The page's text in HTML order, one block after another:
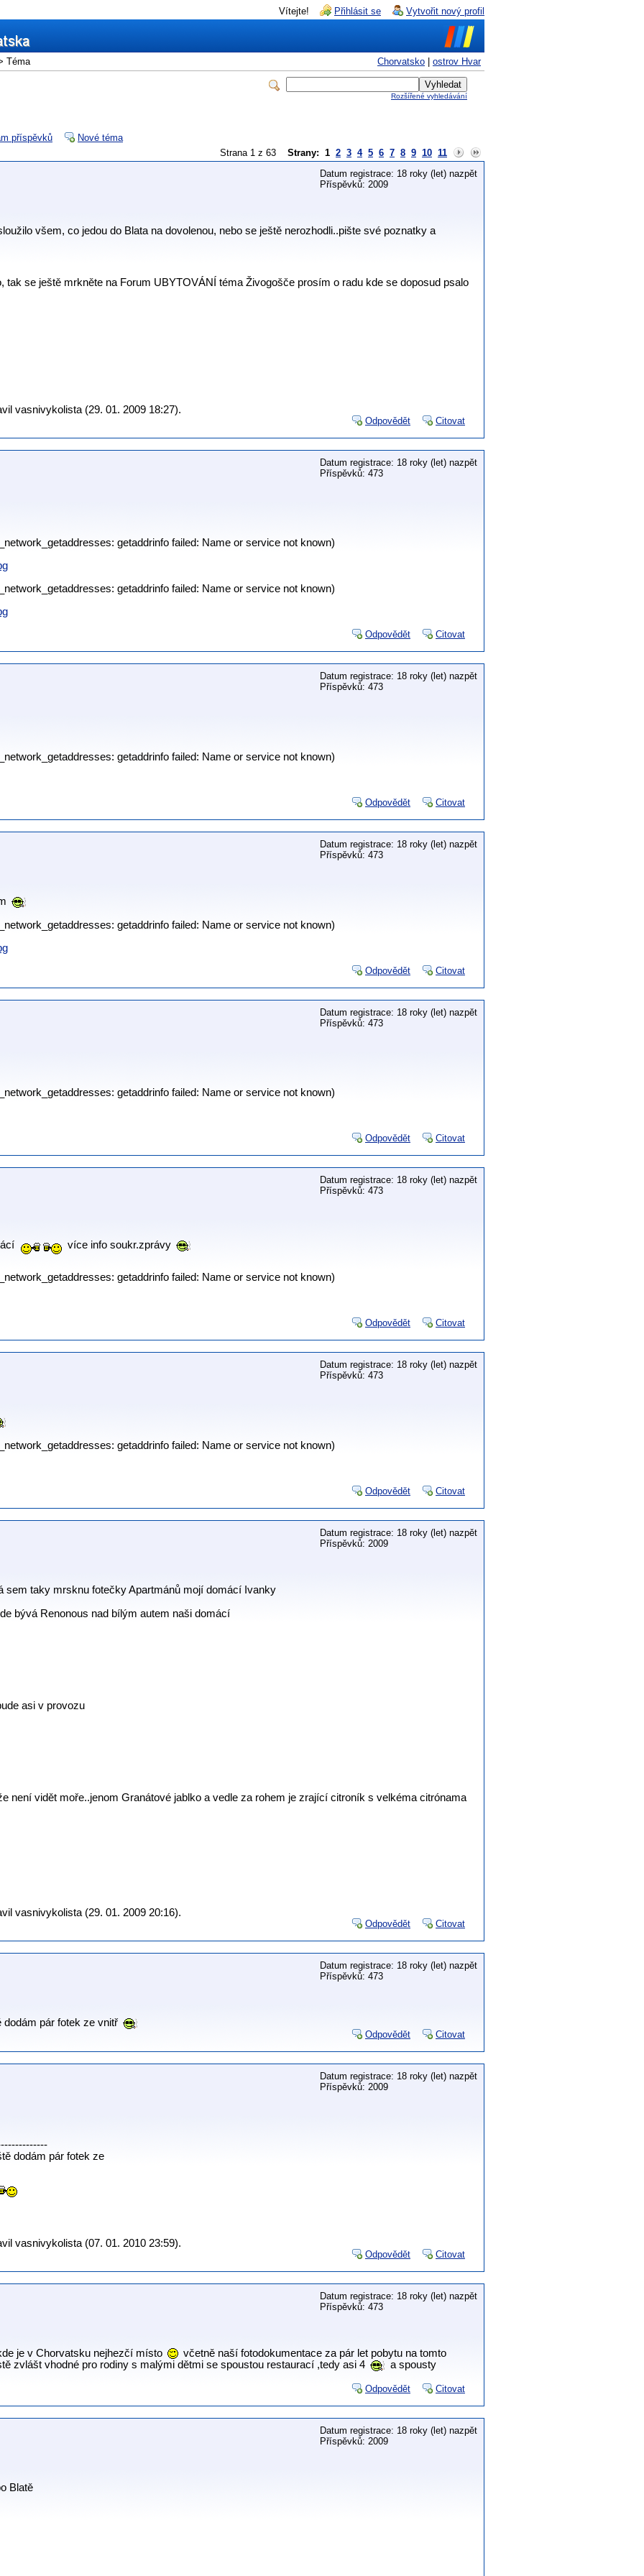
Vítejte! Přihlásit se Vytvořit nový profil
Chorvatsko ostrov Hvar
Téma
Rozšířené vyhledávání
příspěvků
Nové téma
Strana 1 z 63 Strany: 1 2 3 4 5 6 7 8 9 10 11
Datum registrace: 18 roky (let) nazpět
Příspěvků: 2009
všem, co jedou do Blata na dovolenou, nebo se ještě nerozhodli..pište své poznatky a
tak se ještě mrkněte na Forum UBYTOVÁNÍ téma Živogošče prosím o radu kde se doposud psalo
vasnivykolista (29. 01. 2009 18:27).
Odpovědět Citovat
Datum registrace: 18 roky (let) nazpět
Příspěvků: 473
getaddrinfo failed: Name or service not known)
getaddrinfo failed: Name or service not known)
Odpovědět Citovat
Datum registrace: 18 roky (let) nazpět
Příspěvků: 473
getaddrinfo failed: Name or service not known)
Odpovědět Citovat
Datum registrace: 18 roky (let) nazpět
Příspěvků: 473
getaddrinfo failed: Name or service not known)
Odpovědět Citovat
Datum registrace: 18 roky (let) nazpět
Příspěvků: 473
getaddrinfo failed: Name or service not known)
Odpovědět Citovat
Datum registrace: 18 roky (let) nazpět
Příspěvků: 473
více info soukr.zprávy
getaddrinfo failed: Name or service not known)
Odpovědět Citovat
Datum registrace: 18 roky (let) nazpět
Příspěvků: 473
getaddrinfo failed: Name or service not known)
Odpovědět Citovat
Datum registrace: 18 roky (let) nazpět
Příspěvků: 2009
sem taky mrsknu fotečky Apartmánů mojí domácí Ivanky
bývá Renonous nad bílým autem naši domácí
asi v provozu
není vidět moře..jenom Granátové jablko a vedle za rohem je zrající citroník s velkéma citrónama
vasnivykolista (29. 01. 2009 20:16).
Odpovědět Citovat
Datum registrace: 18 roky (let) nazpět
Příspěvků: 473
pár fotek ze vnitř
Odpovědět Citovat
Datum registrace: 18 roky (let) nazpět
Příspěvků: 2009
dodám pár fotek ze
vasnivykolista (07. 01. 2010 23:59).
Odpovědět Citovat
Datum registrace: 18 roky (let) nazpět
Příspěvků: 473
je v Chorvatsku nejhezčí místo
včetně naší fotodokumentace za pár let pobytu na tomto
zvlášt vhodné pro rodiny s malými dětmi se spoustou restaurací ,tedy asi 4
a spousty
Odpovědět Citovat
Datum registrace: 18 roky (let) nazpět
Příspěvků: 2009
Blatě